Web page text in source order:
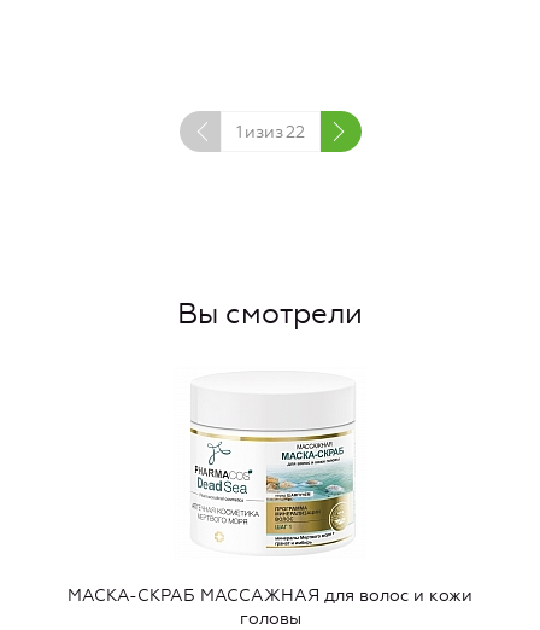
1 изиз22
Вы смотрели
МАСКА-СКРАБ МАССАЖНАЯ для волос и кожи
головы